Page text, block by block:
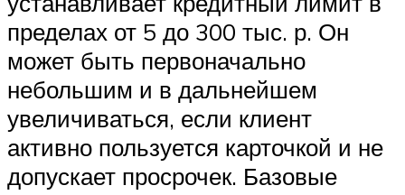
пределах от 5 до 300 тыс. р. Он
может быть первоначально
небольшим и в дальнейшем
увеличиваться, если клиент
активно пользуется карточкой и не
допускает просрочек. Базовые